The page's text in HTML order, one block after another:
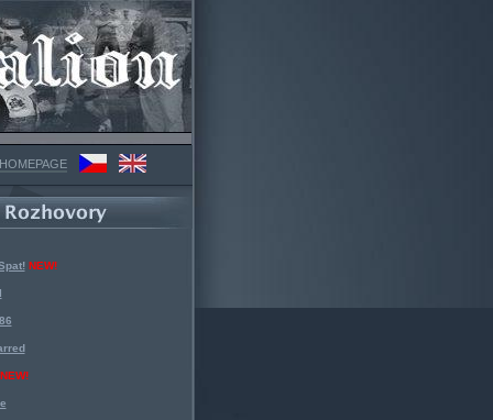
NEW!